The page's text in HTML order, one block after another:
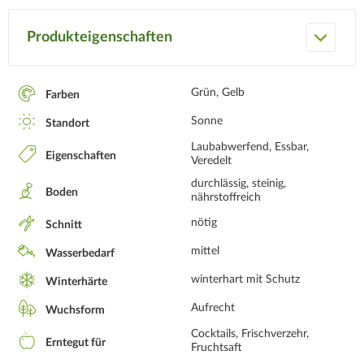
Produkteigenschaften
Farben Grün, Gelb
Standort Sonne
Eigenschaften
Laubabwerfend, Essbar,
Veredelt
Boden
durchlässig, steinig,
nährstoffreich
Schnitt nötig
Wasserbedarf mittel
Winterhärte winterhart mit Schutz
Wuchsform Aufrecht
Erntegut für
Cocktails, Frischverzehr,
Fruchtsaft